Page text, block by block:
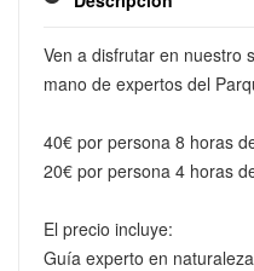
Ven a disfrutar en nuestro
mano de expertos del
40€ por persona 8 horas
20€ por persona 4 horas
El precio incluye:
Guía experto en